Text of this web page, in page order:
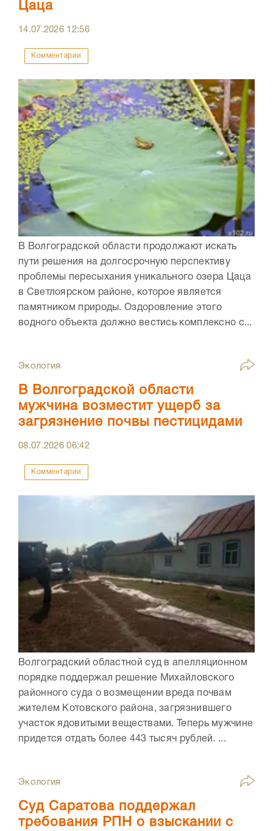
Цаца
14.07.2026 12:56
Комментарии
В Волгоградской области продолжают искать
пути решения на долгосрочную перспективу
проблемы пересыхания уникального озера Цаца
в Светлоярском районе, которое является
памятником природы. Оздоровление этого
водного объекта должно вестись комплексно с...
Экология
В Волгоградской области
мужчина возместит ущерб за
загрязнение почвы пестицидами
08.07.202606:42
Комментарии
Волгоградский областной суд в апелляционном
порядке поддержал решение Михайловского
районного суда о возмещении вреда почвам
жителем Котовского района, загрязнившего
участок ядовитыми веществами. Теперь мужчине
придется отдать более 443 тысяч рублей. ...
Экология
Суд Саратова поддержал
требования РПН о взыскании с